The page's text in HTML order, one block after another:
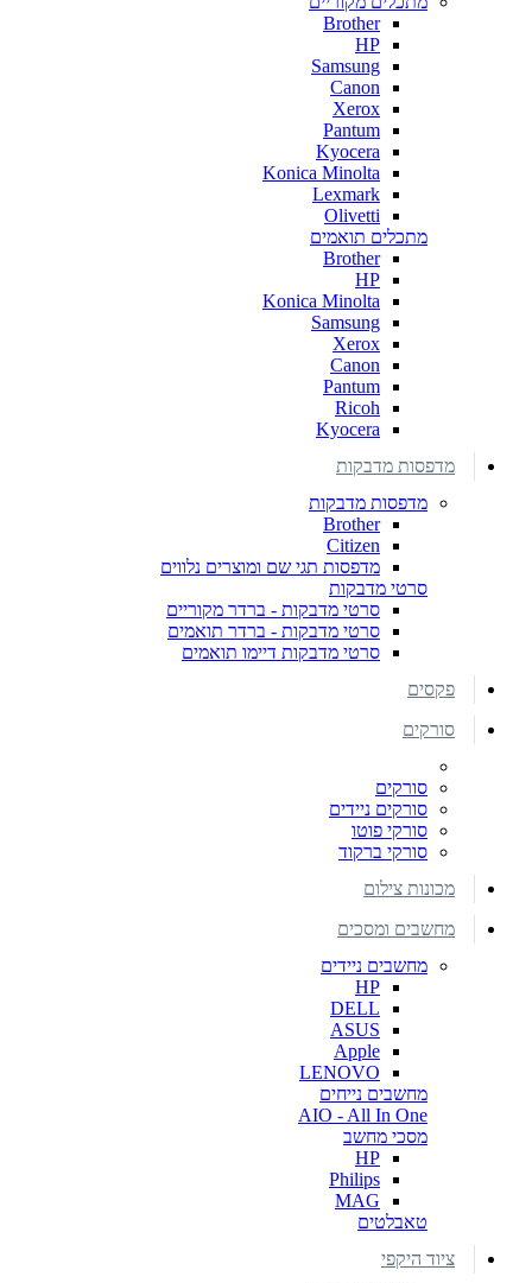
Brother
HP
Samsung
Canon
Xerox
Pantum
Kyocera
Konica Minolta
Lexmark
Olivetti
מתכלים תואמים
Brother
HP
Konica Minolta
Samsung
Xerox
Canon
Pantum
Ricoh
Kyocera
מדפסות מדבקות
מדפסות מדבקות
Brother
Citizen
מדפסות תגי שם ומוצרים נלווים
סרטי מדבקות
סרטי מדבקות - ברדר מקוריים
סרטי מדבקות - ברדר תואמים
סרטי מדבקות דיימו תואמים
פקסים
סורקים
סורקים
סורקים ניידים
סורקי פוטו
סורקי ברקוד
מכונות צילום
מחשבים ומסכים
מחשבים ניידים
HP
DELL
ASUS
Apple
LENOVO
מחשבים נייחים
AIO - All In One
מסכי מחשב
HP
Philips
MAG
טאבלטים
ציוד היקפי